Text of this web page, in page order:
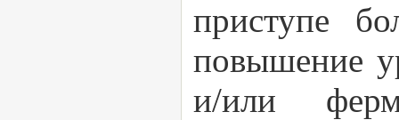
приступе
повышение
и/или